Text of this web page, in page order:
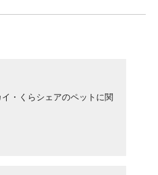
・くらシェアのペットに関